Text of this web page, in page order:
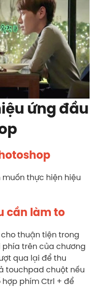
ứng đầu
thực hiện hiệu
cần làm to
thuận tiện trong
trên của chương
qua lại để thu
touchpad chuột nếu
phím Ctrl + để